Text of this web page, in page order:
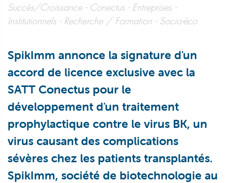
Succès/Croissance
Conectus
Entreprises
Institutionnels
Recherche / Formation Socio-éco
SpikImm annonce la signature d'un
accord de licence exclusive avec la
SATT Conectus pour le
développement d'un traitement
prophylactique contre le virus BK, un
virus causant des complications
sévères chez les patients transplantés.
SpikImm, société de biotechnologie au